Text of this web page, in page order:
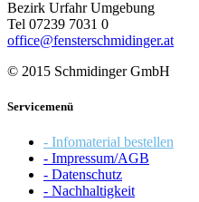
Bezirk Urfahr Umgebung
Tel 07239 7031 0
office@fensterschmidinger.at
© 2015 Schmidinger GmbH
Servicemenü
- Infomaterial bestellen
- Impressum/AGB
- Datenschutz
- Nachhaltigkeit